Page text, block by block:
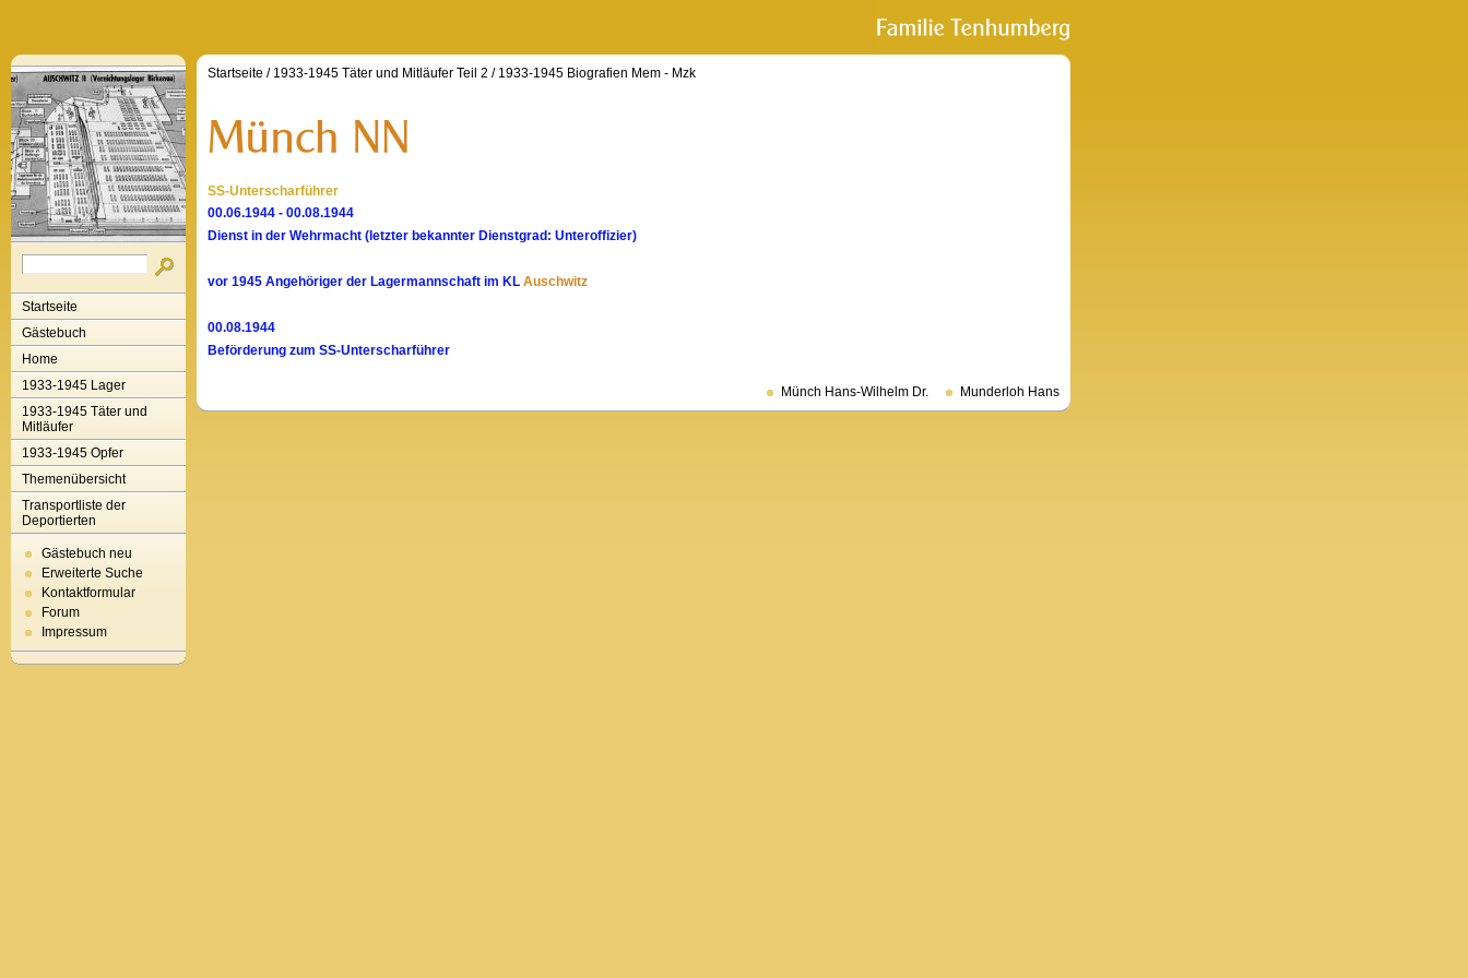
Startseite
Gästebuch
Home
1933-1945 Lager
1933-1945 Täter und
Mitläufer
1933-1945 Opfer
Themenübersicht
Transportliste der
Deportierten
Gästebuch neu
Erweiterte Suche
Kontaktformular
Forum
Impressum
Startseite / 1933-1945 Täter und Mitläufer Teil 2 / 1933-1945 Biografien Mem - Mzk
SS-Unterscharführer
00.06.1944 - 00.08.1944
Dienst in der Wehrmacht (letzter bekannter Dienstgrad: Unteroffizier)
vor 1945 Angehöriger der Lagermannschaft im KL Auschwitz
00.08.1944
Beförderung zum SS-Unterscharführer
Münch Hans-Wilhelm Dr. Munderloh Hans